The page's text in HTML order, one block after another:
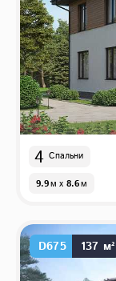
4 Спальни
9.9м x 8.6м
D675 137 м²